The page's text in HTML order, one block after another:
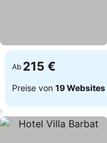
Ab 215 €
Preise von 19 Websites